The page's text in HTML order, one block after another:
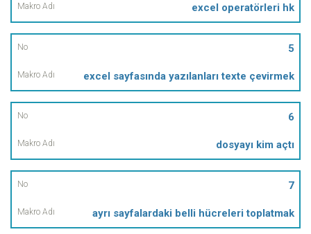
excel operatörleri hk
5
excel sayfasında yazılanları texte çevirmek
6
dosyayı kim açtı
7
ayrı sayfalardaki belli hücreleri toplatmak